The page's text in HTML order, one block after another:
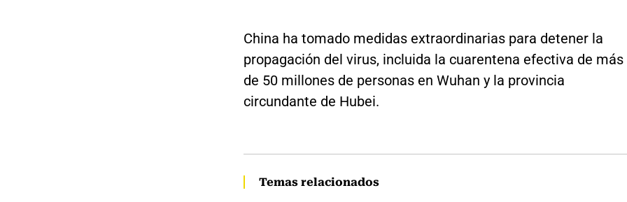
China ha tomado medidas extraordinarias para detener la
propagación del virus, incluida la cuarentena efectiva de más
de 50 millones de personas en Wuhan y la provincia
circundante de Hubei.
Temas relacionados